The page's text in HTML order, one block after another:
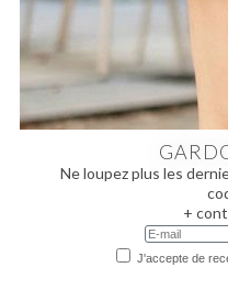
Ne loupez plus les
+
J'accepte de